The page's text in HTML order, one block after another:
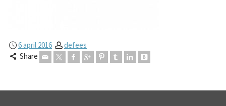
6 april 2016
defees
Share